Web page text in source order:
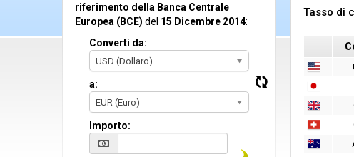
Tasso di
riferimento della Banca Centrale
Europea (BCE) del 15 Dicembre 2014:
Converti da:
USD (Dollaro)
a:
EUR (Euro)
Importo: